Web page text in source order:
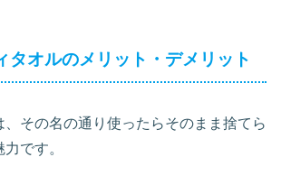
タオルのメリット・デメリット
その名の通り使ったらそのまま捨てら
です。